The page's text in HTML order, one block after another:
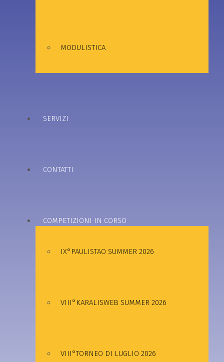
MODULISTICA
SERVIZI
CONTATTI
COMPETIZIONI IN CORSO
IX°PAULISTAO SUMMER 2026
VIII°KARALISWEB SUMMER 2026
VIII°TORNEO DI LUGLIO 2026